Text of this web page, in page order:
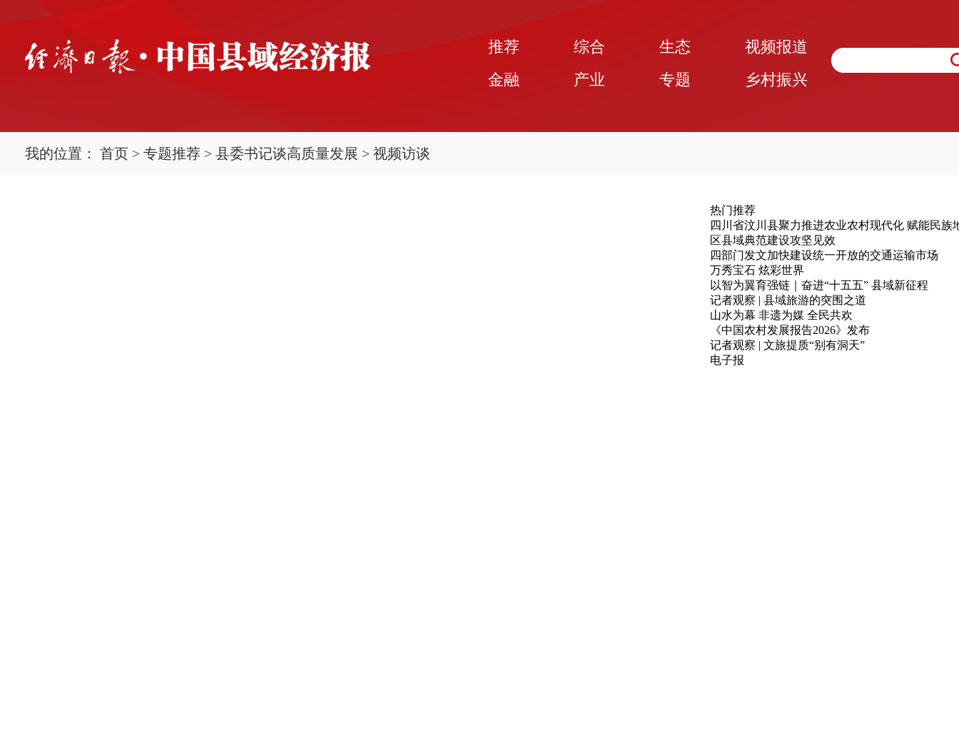
推荐 综合 生态
视频报道
金融
产业 专题 乡村振兴
我的位置： 首页 > 专题推荐 > 县委书记谈高质量发展 > 视频访谈
热门推荐
四川省汶川县聚力推进农业农村现代化 赋能民族
区县域典范建设攻坚见效
四部门发文加快建设统一开放的交通运输市场
万秀宝石 炫彩世界
以智为翼育强链｜奋进“十五五” 县域新征程
记者观察 | 县域旅游的突围之道
山水为幕 非遗为媒 全民共欢
《中国农村发展报告2026》发布
记者观察 | 文旅提质“别有洞天”
电子报